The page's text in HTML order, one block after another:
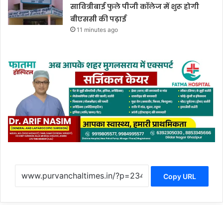
सावित्रीबाई फुले पीजी कॉलेज में शुरू होगी
बीएससी की पढ़ाई
11 minutes ago
Copy URL